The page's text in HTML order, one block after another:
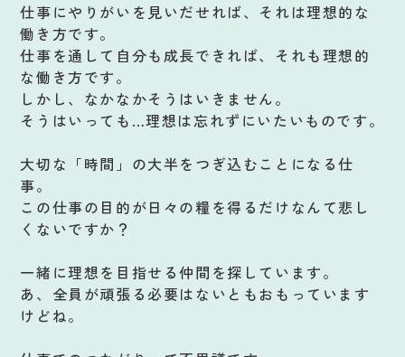
仕事にやりがいを見いだせれば、それは理想的な
働き方です。
仕事を通して自分も成長できれば、それも理想的
な働き方です。
しかし、なかなかそうはいきません。
そうはいっても…理想は忘れずにいたいものです。
大切な「時間」の大半をつぎ込むことになる仕
事。
この仕事の目的が日々の糧を得るだけなんて悲し
くないですか？
一緒に理想を目指せる仲間を探しています。
あ、全員が頑張る必要はないともおもっています
けどね。